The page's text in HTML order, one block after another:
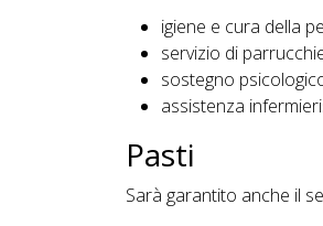
igiene e cura della
servizio di
sostegno
assistenza
Pasti
Sarà garantito anche il